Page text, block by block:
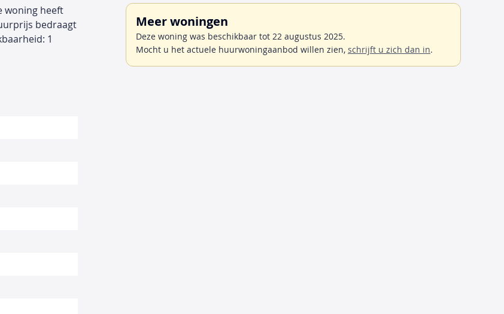
woning heeft
bedraagt
1
Meer woningen
Deze woning was beschikbaar tot 22 augustus 2025.
Mocht u het actuele huurwoningaanbod willen zien, schrijft u zich dan in.